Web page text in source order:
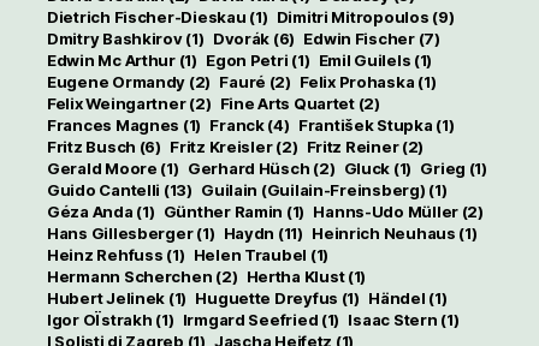
Dietrich Fischer-Dieskau (1) Dimitri Mitropoulos (9)
Dmitry Bashkirov(1) Dvorák (6) Edwin Fischer(7)
Edwin Mc Arthur(1) Egon Petri (1) Emil Guilels (1)
Eugene Ormandy (2) Fauré (2) Felix Prohaska (1)
Felix Weingartner(2) Fine Arts Quartet(2)
Frances Magnes (1) Franck(4) František Stupka (1)
Fritz Busch (6) Fritz Kreisler(2) Fritz Reiner(2)
Gerald Moore (1) Gerhard Hüsch (2) Gluck (1) Grieg (1)
Guido Cantelli (13) Guilain (Guilain-Freinsberg) (1)
Géza Anda (1) Günther Ramin (1) Hanns-Udo Müller (2)
Hans Gillesberger(1) Haydn (11) Heinrich Neuhaus (1)
Heinz Rehfuss (1) Helen Traubel (1)
Hermann Scherchen (2) Hertha Klust(1)
Hubert Jelinek (1) Huguette Dreyfus (1) Händel (1)
Igor OÏstrakh (1) Irmgard Seefried (1) Isaac Stern (1)
I Solisti di Zagreb (1) Jascha Heifetz (1)